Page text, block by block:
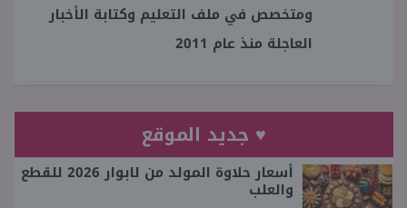
ومتخصص في ملف التعليم وكتابة الأخبار
العاجلة منذ عام 2011
♥ جديد الموقع
أسعار حلاوة المولد من لابوار 2026 للقطع
والعلب